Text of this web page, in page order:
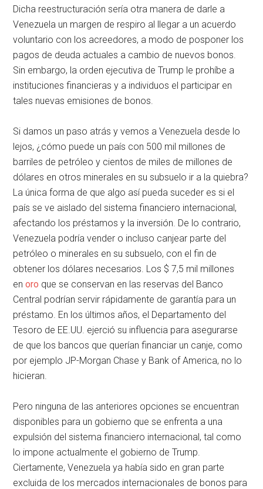
Dicha reestructuración sería otra manera de darle a
Venezuela un margen de respiro al llegar a un acuerdo
voluntario con los acreedores, a modo de posponer los
pagos de deuda actuales a cambio de nuevos bonos.
Sin embargo, la orden ejecutiva de Trump le prohíbe a
instituciones financieras y a individuos el participar en
tales nuevas emisiones de bonos.
Si damos un paso atrás y vemos a Venezuela desde lo
lejos, ¿cómo puede un país con 500 mil millones de
barriles de petróleo y cientos de miles de millones de
dólares en otros minerales en su subsuelo ir a la quiebra?
La única forma de que algo así pueda suceder es si el
país se ve aislado del sistema financiero internacional,
afectando los préstamos y la inversión. De lo contrario,
Venezuela podría vender o incluso canjear parte del
petróleo o minerales en su subsuelo, con el fin de
obtener los dólares necesarios. Los $ 7,5 mil millones
enoro que se conservan en las reservas del Banco
Central podrían servir rápidamente de garantía para un
préstamo. En los últimos años, el Departamento del
Tesoro de EE.UU. ejerció su influencia para asegurarse
de que los bancos que querían financiar un canje, como
por ejemplo JP-Morgan Chase y Bank of America, no lo
hicieran.
Pero ninguna de las anteriores opciones se encuentran
disponibles para un gobierno que se enfrenta a una
expulsión del sistema financiero internacional, tal como
lo impone actualmente el gobierno de Trump.
Ciertamente, Venezuela ya había sido en gran parte
excluida de los mercados internacionales de bonos para